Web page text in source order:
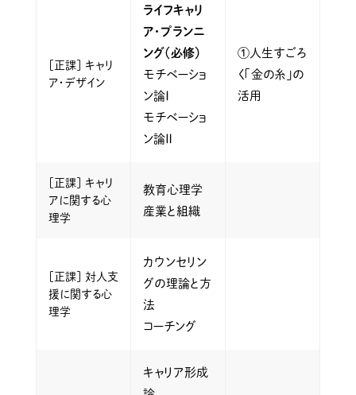
［正課］ キャリ
ア・デザイン
ライフキャリ
ア・プランニ
ング（必修）
モチベーショ
ン論Ⅰ
モチベーショ
ン論Ⅱ
①人生すごろ
く「金の糸」の
活用
［正課］ キャリ
アに関する心
理学
教育心理学
産業と組織
［正課］ 対人支
援に関する心
理学
カウンセリン
グの理論と方
法
コーチング
キャリア形成